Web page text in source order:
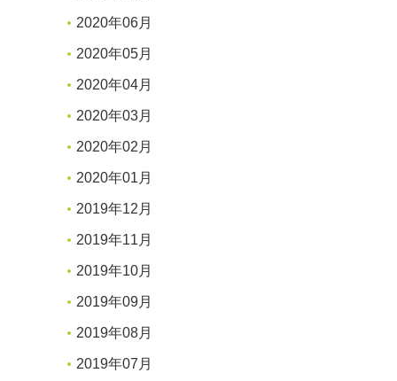
2020年06月
2020年05月
2020年04月
2020年03月
2020年02月
2020年01月
2019年12月
2019年11月
2019年10月
2019年09月
2019年08月
2019年07月